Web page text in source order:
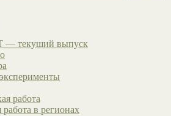
текущий выпуск
работа
в регионах